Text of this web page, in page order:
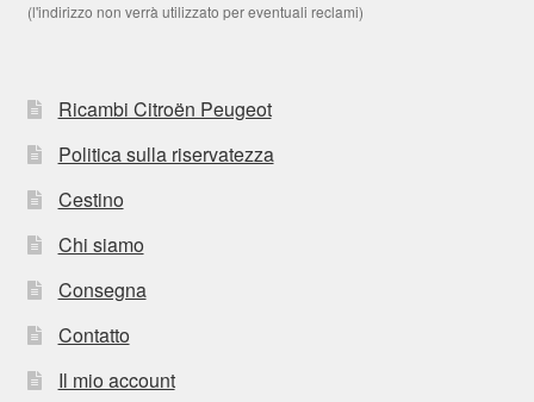
(l'indirizzo non verrà utilizzato per eventuali reclami)
Ricambi Citroën Peugeot
Politica sulla riservatezza
Cestino
Chi siamo
Consegna
Contatto
Il mio account